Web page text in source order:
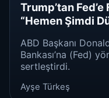
Trump’tan
“Hemen Şimdi
ABD Başkanı
Bankası’na (Fed)
sertleştirdi.
Ayşe Türkeş